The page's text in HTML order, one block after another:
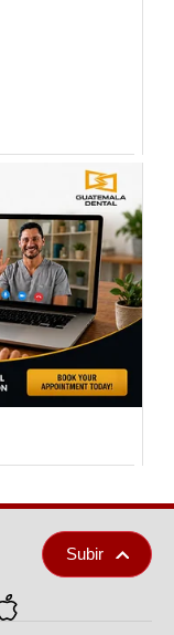
Subir